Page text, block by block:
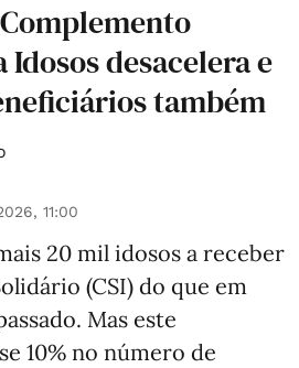
desacelera e
também
11:00
20 mil idosos a receber
(CSI) do que em
Mas este
10% no número de